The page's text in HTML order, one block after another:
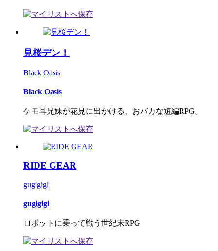
見桜デン！
Black Oasis
Black Oasis
ケモ耳兄妹が花見に出かける、おバカな短編RPG。
RIDE GEAR
gugigigi
gugigigi
ロボットに乗って戦う世紀末RPG